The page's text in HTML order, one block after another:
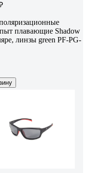
плавающие Shadow
линзы green PF-PG-